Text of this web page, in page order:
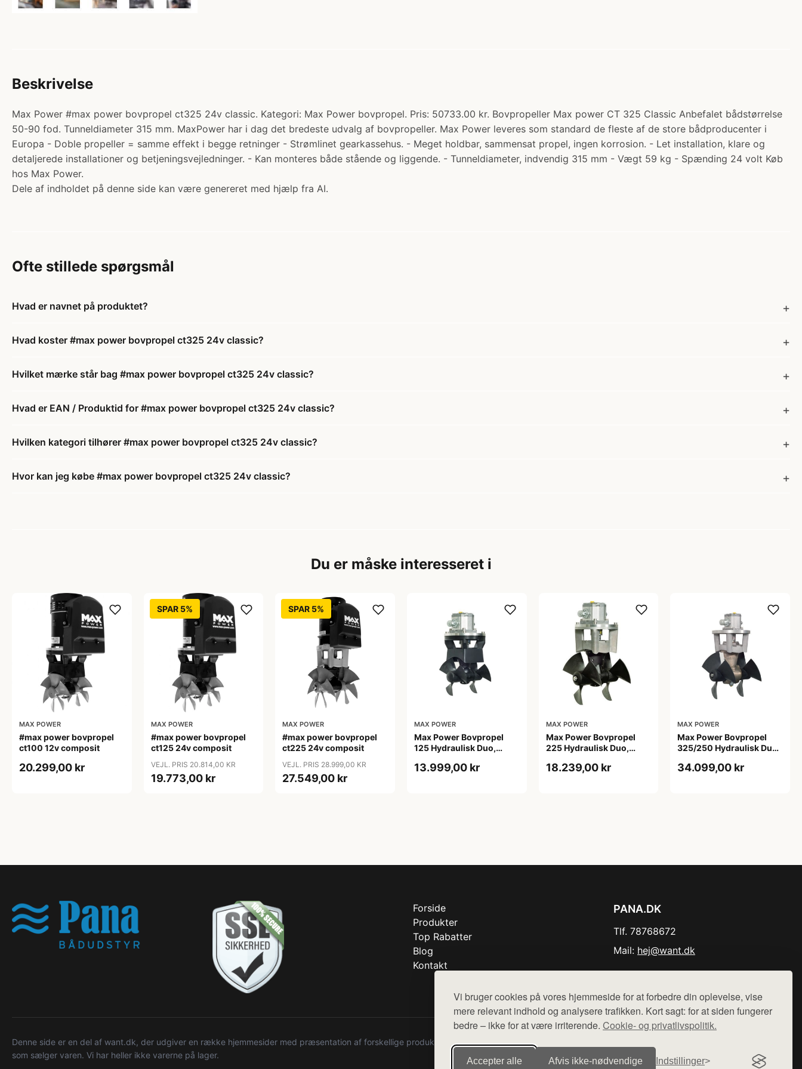
Vi bruger cookies på vores hjemmeside for at forbedre din oplevelse, vise
mere relevant indhold og analysere trafikken. Kort sagt: for at siden fungerer
bedre – ikke for at være irriterende. Cookie- og privatlivspolitik.
Accepter alle Afvis ikke‑nødvendige Indstillinger
Beskrivelse
Max Power #max power bovpropel ct325 24v classic. Kategori: Max Power bovpropel. Pris: 50733.00 kr. Bovpropeller Max power CT 325 Classic Anbefalet bådstørrelse
50-90 fod. Tunneldiameter 315 mm. MaxPower har i dag det bredeste udvalg af bovpropeller. Max Power leveres som standard de fleste af de store bådproducenter i
Europa - Doble propeller = samme effekt i begge retninger - Strømlinet gearkassehus. - Meget holdbar, sammensat propel, ingen korrosion. - Let installation, klare og
detaljerede installationer og betjeningsvejledninger. - Kan monteres både stående og liggende. - Tunneldiameter, indvendig 315 mm - Vægt 59 kg - Spænding 24 volt Køb
hos Max Power.
Dele af indholdet på denne side kan være genereret med hjælp fra AI.
Ofte stillede spørgsmål
Hvad er navnet på produktet?
Hvad koster #max power bovpropel ct325 24v classic?
Hvilket mærke står bag #max power bovpropel ct325 24v classic?
Hvad er EAN / Produktid for #max power bovpropel ct325 24v classic?
Hvilken kategori tilhører #max power bovpropel ct325 24v classic?
Hvor kan jeg købe #max power bovpropel ct325 24v classic?
Du er måske interesseret i
MAX POWER
#max power bovpropel
ct100 12v composit
20.299,00 kr
SPAR 5%
MAX POWER
#max power bovpropel
ct125 24v composit
VEJL. PRIS 20.814,00 KR
19.773,00 kr
SPAR 5%
MAX POWER
#max power bovpropel
ct225 24v composit
VEJL. PRIS 28.999,00 KR
27.549,00 kr
MAX POWER
Max Power Bovpropel
125 Hydraulisk Duo,
13.999,00 kr
MAX POWER
Max Power Bovpropel
225 Hydraulisk Duo,
18.239,00 kr
MAX POWER
Max Power Bovpropel
325/250 Hydraulisk Duo,
34.099,00 kr
Forside
Produkter
Top Rabatter
Blog
Kontakt
PANA.DK
Tlf. 78768672
Mail: hej@want.dk
Denne side er en del af want.dk, der udgiver en række hjemmesider med præsentation af forskellige produkter fra diverse webshops. Der sælges ikke varer fra denne side - vi henviser til de shops,
som sælger varen. Vi har heller ikke varerne på lager.